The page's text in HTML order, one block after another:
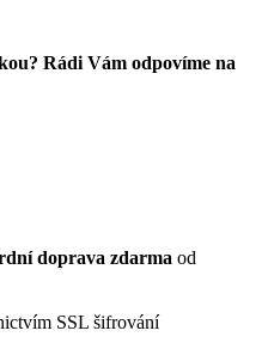
Rádi Vám odpovíme na
doprava zdarma od
SSL šifrování